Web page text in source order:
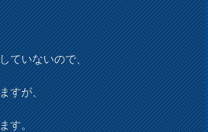
ていないので、
すが、
す。